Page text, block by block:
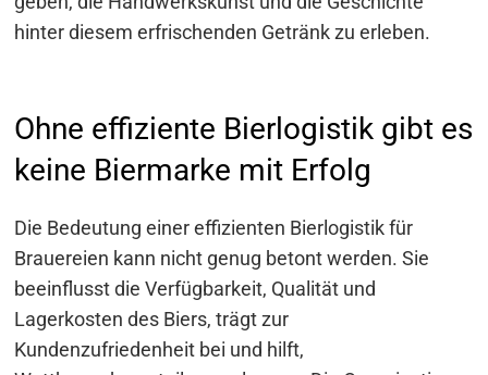
hinter diesem erfrischenden Getränk zu erleben.
Ohne effiziente Bierlogistik gibt es
keine Biermarke mit Erfolg
Die Bedeutung einer effizienten Bierlogistik für
Brauereien kann nicht genug betont werden. Sie
beeinflusst die Verfügbarkeit, Qualität und
Lagerkosten des Biers, trägt zur
Kundenzufriedenheit bei und hilft,